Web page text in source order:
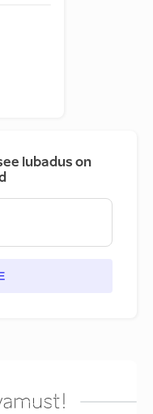
lubadus on